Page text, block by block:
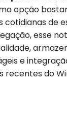
opção
cotidianas de
esse
e
recentes do